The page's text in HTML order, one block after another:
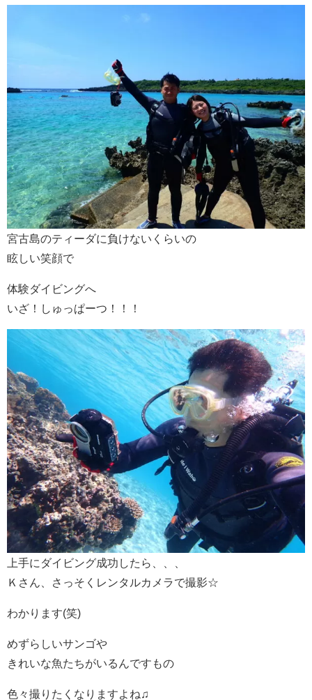
宮古島のティーダに負けないくらいの
眩しい笑顔で
体験ダイビングへ
いざ！しゅっぱーつ！！！
上手にダイビング成功したら、、、
Ｋさん、さっそくレンタルカメラで撮影☆
わかります(笑)
めずらしいサンゴや
きれいな魚たちがいるんですもの
色々撮りたくなりますよね♫